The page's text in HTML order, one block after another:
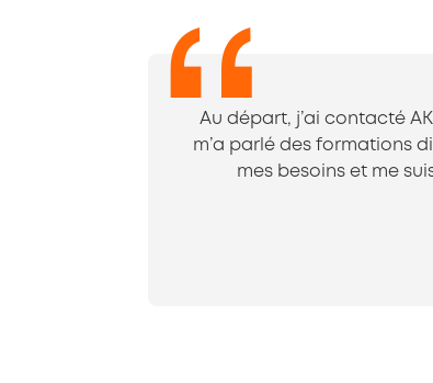
Au départ, j’ai contacté
m’a parlé des formations
mes besoins et me